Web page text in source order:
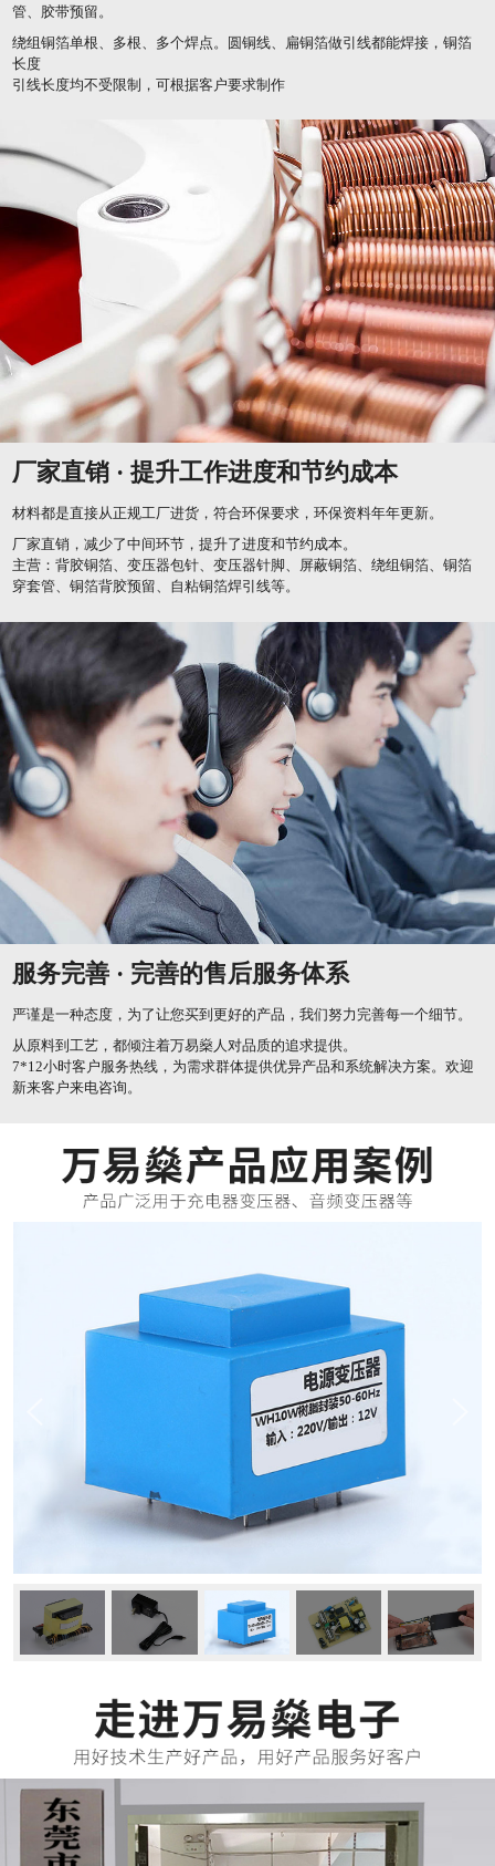
管、胶带预留。
绕组铜箔单根、多根、多个焊点。圆铜线、扁铜箔做引线都能焊接，铜箔
长度
引线长度均不受限制，可根据客户要求制作
厂家直销 · 提升工作进度和节约成本
材料都是直接从正规工厂进货，符合环保要求，环保资料年年更新。
厂家直销，减少了中间环节，提升了进度和节约成本。
主营：背胶铜箔、变压器包针、变压器针脚、屏蔽铜箔、绕组铜箔、铜箔
穿套管、铜箔背胶预留、自粘铜箔焊引线等。
服务完善 · 完善的售后服务体系
严谨是一种态度，为了让您买到更好的产品，我们努力完善每一个细节。
从原料到工艺，都倾注着万易燊人对品质的追求提供。
7*12小时客户服务热线，为需求群体提供优异产品和系统解决方案。欢迎
新来客户来电咨询。